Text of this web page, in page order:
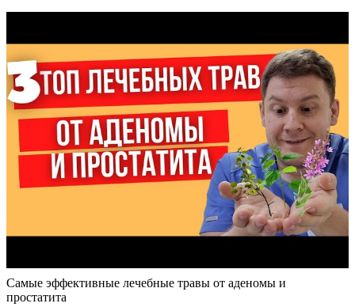
Самые эффективные лечебные травы от аденомы и
простатита